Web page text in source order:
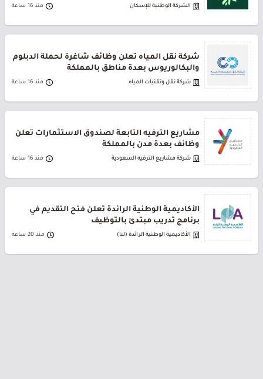
الشركة الوطنية للإسكان منذ 16 ساعة
شركة نقل المياه تعلن وظائف شاغرة لحملة الدبلوم
والبكالوريوس بعدة مناطق بالمملكة
شركة نقل وتقنيات المياه منذ 16 ساعة
مشاريع الترفيه التابعة لصندوق الاستثمارات تعلن
وظائف بعدة مدن بالمملكة
شركة مشاريع الترفيه السعودية منذ 16 ساعة
الأكاديمية الوطنية الرائدة تعلن فتح التقديم في
برنامج تدريب مبتدئ بالتوظيف
الأكاديمية الوطنية الرائدة (لنا) منذ 20 ساعة